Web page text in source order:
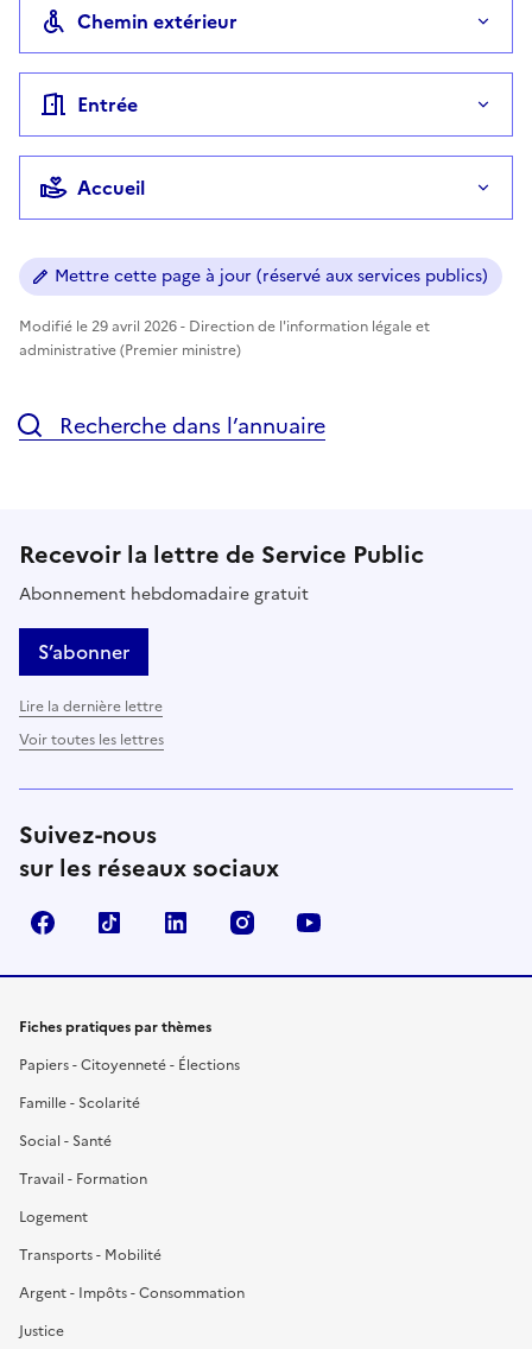
Chemin extérieur
Entrée
Accueil
Mettre cette page à jour (réservé aux services publics)
Modifié le 29 avril 2026 - Direction de l'information légale et
administrative (Premier ministre)
Recherche dans l’annuaire
Recevoir la lettre de Service Public
Abonnement hebdomadaire gratuit
S’abonner
Lire la dernière lettre
Voir toutes les lettres
Suivez-nous
sur les réseaux sociaux
FacebookTikTok LinkedIn Instagram
Fiches pratiques par thèmes
Papiers - Citoyenneté - Élections
Famille - Scolarité
Social - Santé
Travail - Formation
Logement
Transports - Mobilité
Argent - Impôts - Consommation
Justice